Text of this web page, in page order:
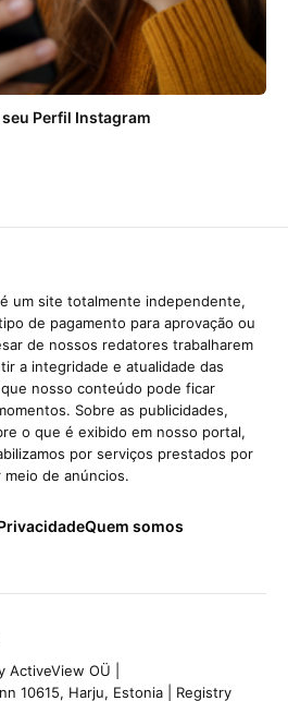
Perfil Instagram
é um site totalmente independente,
de pagamento para aprovação ou
de nossos redatores trabalharem
a integridade e atualidade das
nosso conteúdo pode ficar
Sobre as publicidades,
o que é exibido em nosso portal,
por serviços prestados por
de anúncios.
Quem somos
OÜ |
10615, Harju, Estonia | Registry